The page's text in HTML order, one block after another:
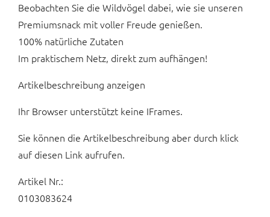
Beobachten Sie die Wildvögel dabei, wie sie unseren
Premiumsnack mit voller Freude genießen.
100% natürliche Zutaten
Im praktischem Netz, direkt zum aufhängen!
Artikelbeschreibung anzeigen
Ihr Browser unterstützt keine IFrames.
Sie können die Artikelbeschreibung aber durch klick
auf diesen Link aufrufen.
Artikel Nr.:
0103083624